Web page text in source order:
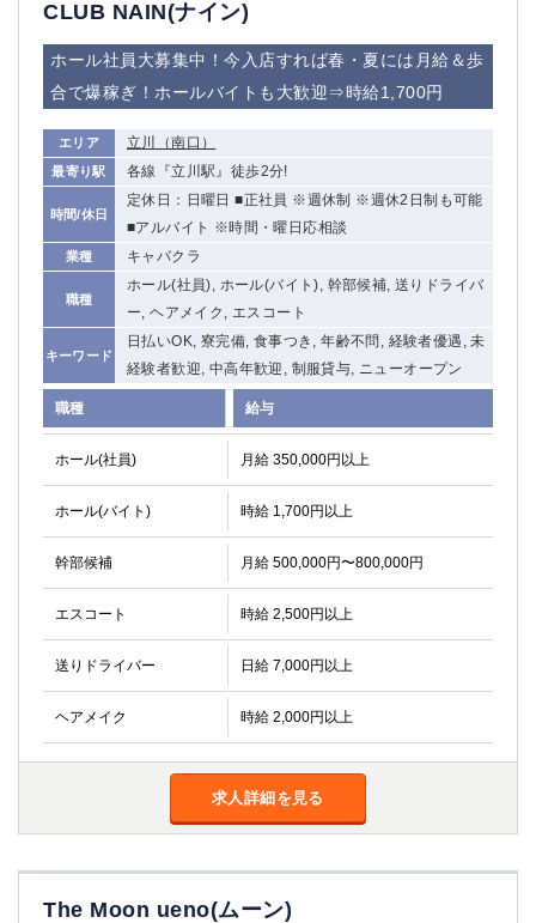
CLUB NAIN(ナイン)
ホール社員大募集中！今入店すれば春・夏には月給＆歩
合で爆稼ぎ！ホールバイトも大歓迎⇒時給1,700円
エリア 立川（南口）
最寄り駅 各線『立川駅』徒歩2分!
時間/休日
定休日：日曜日 ■正社員 ※週休制 ※週休2日制も可能
■アルバイト ※時間・曜日応相談
業種 キャバクラ
職種
ホール(社員), ホール(バイト), 幹部候補, 送りドライバ
ー, ヘアメイク, エスコート
キーワード
日払いOK, 寮完備, 食事つき, 年齢不問, 経験者優遇, 未
経験者歓迎, 中高年歓迎, 制服貸与, ニューオープン
職種 給与
ホール(社員) 月給 350,000円以上
ホール(バイト) 時給 1,700円以上
幹部候補 月給 500,000円〜800,000円
エスコート 時給 2,500円以上
送りドライバー 日給 7,000円以上
ヘアメイク 時給 2,000円以上
求人詳細を見る
The Moon ueno(ムーン)